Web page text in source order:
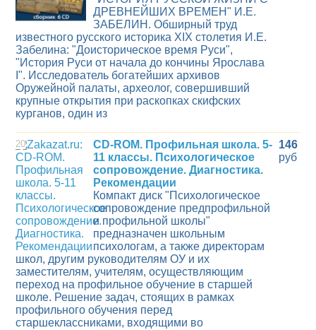
ДРЕВНЕЙШИХ ВРЕМЕН" И.Е.
ЗАБЕЛИН. Обширный труд
известного русского историка XIX столетия И.Е.
Забелина: "Доисторическое время Руси",
"История Руси от начала до кончины Ярослава
I". Исследователь богатейших архивов
Оружейной палаты, археолог, совершивший
крупные открытия при раскопках скифских
курганов, один из
20
CD-ROM. Профильная школа. 5-
11 классы. Психологическое
сопровождение. Диагностика.
Рекомендации
Компакт диск "Психологическое
сопровождение предпрофильной
и профильной школы"
предназначен школьным
психологам, а также директорам
школ, другим руководителям ОУ и их
заместителям, учителям, осуществляющим
переход на профильное обучение в старшей
школе. Решение задач, стоящих в рамках
профильного обучения перед
старшеклассниками, входящими во
146
руб